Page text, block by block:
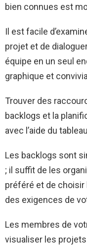
bien connues est
Il est facile
projet et de
équipe en un seul
graphique et
Trouver des
backlogs et la
avec l’aide du
Les backlogs sont
; il suffit de les
préféré et de
des exigences de
Les membres de
visualiser les